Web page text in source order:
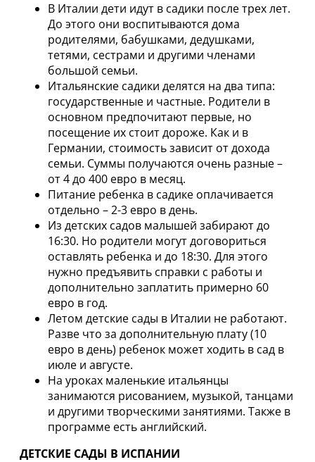
В Италии дети идут в садики после трех лет.
До этого они воспитываются дома
родителями, бабушками, дедушками,
тетями, сестрами и другими членами
большой семьи.
Итальянские садики делятся на два типа:
государственные и частные. Родители в
основном предпочитают первые, но
посещение их стоит дороже. Как и в
Германии, стоимость зависит от дохода
семьи. Суммы получаются очень разные –
от 4 до 400 евро в месяц.
Питание ребенка в садике оплачивается
отдельно – 2-3 евро в день.
Из детских садов малышей забирают до
16:30. Но родители могут договориться
оставлять ребенка и до 18:30. Для этого
нужно предъявить справки с работы и
дополнительно заплатить примерно 60
евро в год.
Летом детские сады в Италии не работают.
Разве что за дополнительную плату (10
евро в день) ребенок может ходить в сад в
июле и августе.
На уроках маленькие итальянцы
занимаются рисованием, музыкой, танцами
и другими творческими занятиями. Также в
программе есть английский.
ДЕТСКИЕ САДЫ В ИСПАНИИ